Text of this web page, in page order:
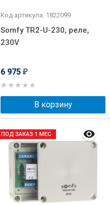
Код артикула: 1822099
Somfy TR2-U-230, реле,
230V
6 975 ₽
В корзину
ПОД ЗАКАЗ 1 МЕС